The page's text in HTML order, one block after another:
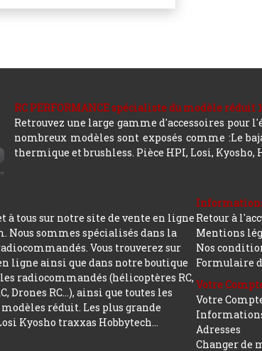
RC PERFORMANCE spécialiste du modèle réduit
Retrouvez une large gamme d'accessoires pour
nombreux modèles sont exposés comme :Le
thermique et brushless. Pièce HPI, Losi, Kyosho,
à tous sur notre site de vente en ligne
Nous sommes spécialisés dans la
Vous trouverez sur
ligne ainsi que dans notre boutique
radiocommandés (hélicoptères RC,
Drones RC…), ainsi que toutes les
modèles réduit. Les plus grande
Kyosho traxxas Hobbytech...
Retour à
Mentions
Nos
Formulaire
Votre
Votre
Adresses
Changer de